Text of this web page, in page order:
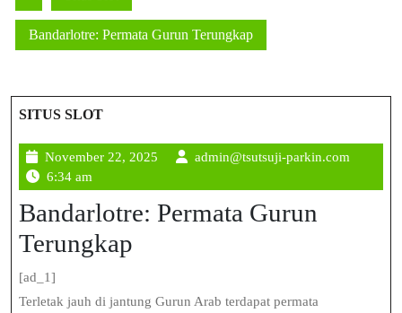
Bandarlotre: Permata Gurun Terungkap
SITUS SLOT
November 22, 2025 Novemberadmin@tsutsuji-parkin.com
6:34 am
Bandarlotre: Permata Gurun
Terungkap
[ad_1]
Terletak jauh di jantung Gurun Arab terdapat permata